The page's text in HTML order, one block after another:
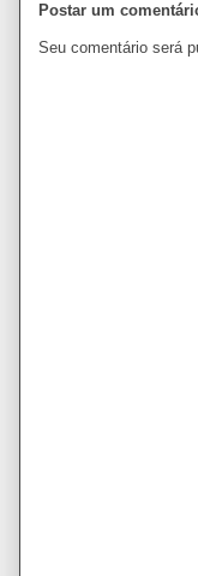
Postar um
Seu comentário será